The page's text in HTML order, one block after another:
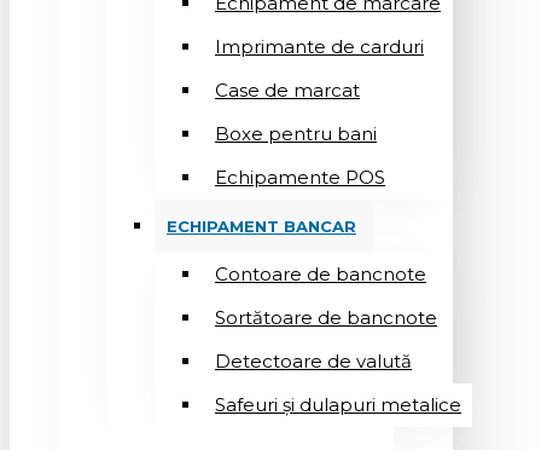
Imprimante de carduri
Case de marcat
Boxe pentru bani
Echipamente POS
ECHIPAMENT BANCAR
Contoare de bancnote
Sortătoare de bancnote
Detectoare de valută
Safeuri și dulapuri metalice